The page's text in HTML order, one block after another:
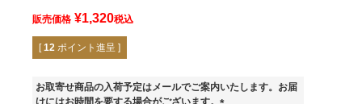
販売価格 ¥1,320税込
[ 12 ポイント進呈 ]
お取寄せ商品の入荷予定はメールでご案内いたします。お届